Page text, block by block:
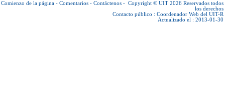
Comienzo de la página - Comentarios - Contáctenos - Copyright © UIT 2026 Reservados todos
los derechos
Contacto público : Coordenador Web del UIT-R
Actualizado el : 2013-01-30